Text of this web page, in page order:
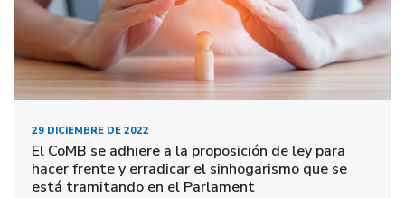
29 DICIEMBRE DE 2022
El CoMB se adhiere a la proposición de ley para
hacer frente y erradicar el sinhogarismo que se
está tramitando en el Parlament